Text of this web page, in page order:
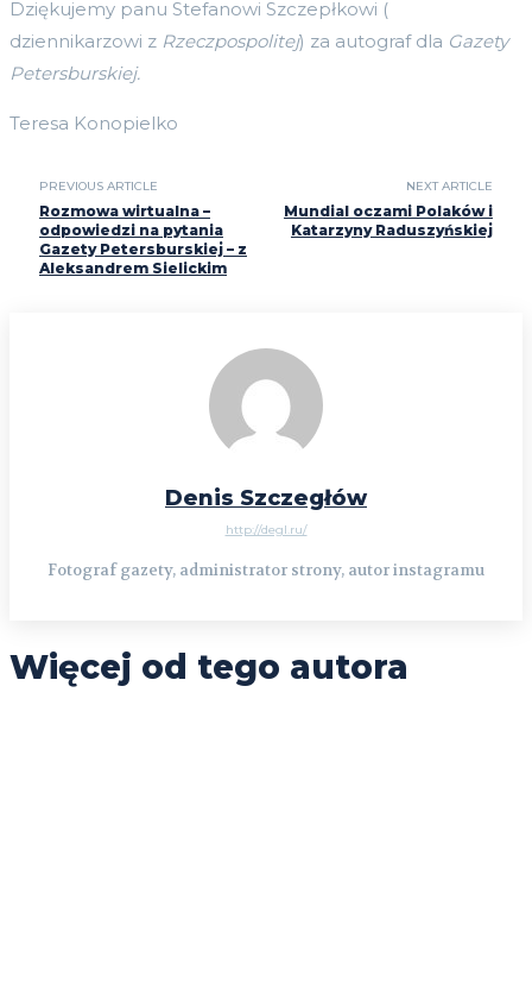
Dziękujemy panu Stefanowi Szczepłkowi (
dziennikarzowi z Rzeczpospolitej) za autograf dla Gazety
Petersburskiej.
Teresa Konopielko
PREVIOUS ARTICLE
Rozmowa wirtualna –
odpowiedzi na pytania
Gazety Petersburskiej – z
Aleksandrem Sielickim
NEXT ARTICLE
Mundial oczami Polaków i
Katarzyny Raduszyńskiej
Denis Szczegłów
http://degl.ru/
Fotograf gazety, administrator strony, autor instagramu
Więcej od tego autora